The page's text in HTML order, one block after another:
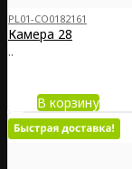
PL01-CO0182161
Камера 28
..
В корзину